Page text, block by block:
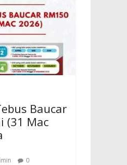
Baucar
(31 Mac
0